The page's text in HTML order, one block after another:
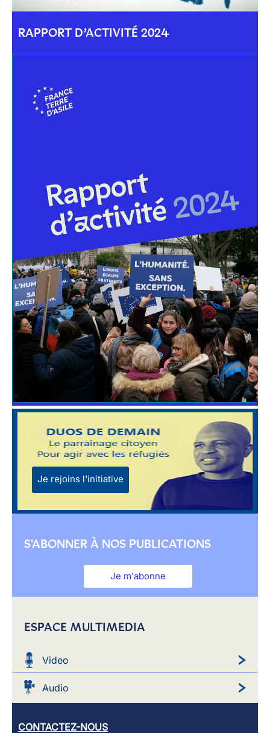
RAPPORT D’ACTIVITÉ 2024
Je rejoins l'initiative
S'ABONNER À NOS PUBLICATIONS
Je m'abonne
ESPACE MULTIMEDIA
Video
Audio
CONTACTEZ-NOUS